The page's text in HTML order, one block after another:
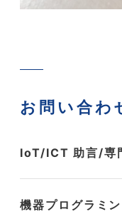
お問い合わ
IoT/ICT 助言/専
機器プログラミ